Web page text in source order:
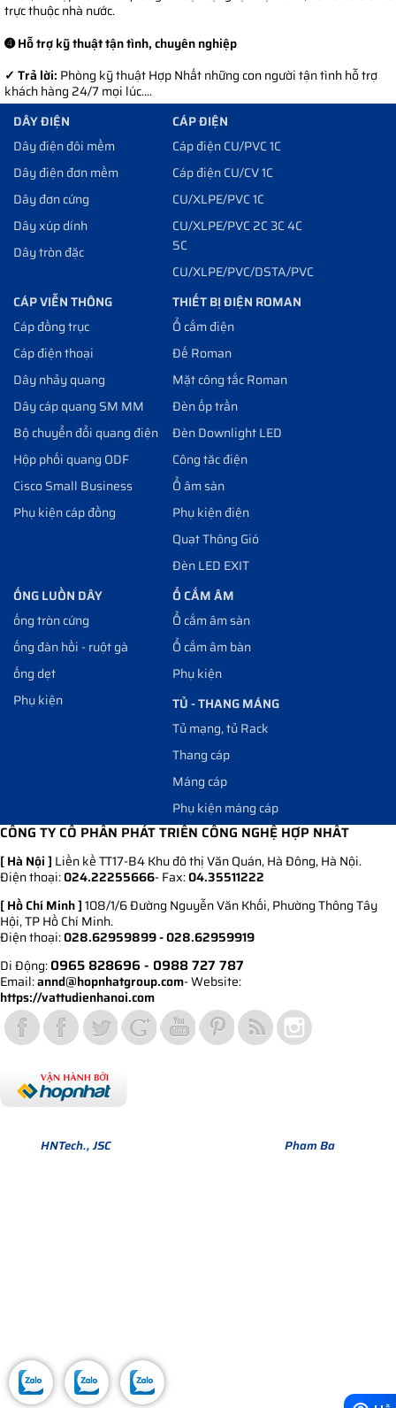
trực thuộc nhà nước.
➍ Hỗ trợ kỹ thuật tận tình, chuyên nghiệp
✓ Trả lời: Phòng kỹ thuật Hợp Nhất những con người tận tình hỗ trợ
khách hàng 24/7 mọi lúc....
DÂY ĐIỆN
Dây điện đôi mềm
Dây điện đơn mềm
Dây đơn cứng
Dây xúp dính
Dây tròn đặc
CÁP ĐIỆN
Cáp điện CU/PVC 1C
Cáp điện CU/CV 1C
CU/XLPE/PVC 1C
CU/XLPE/PVC 2C 3C 4C
5C
CU/XLPE/PVC/DSTA/PVC
CÁP VIỄN THÔNG
Cáp đồng trục
Cáp điện thoại
Dây nhảy quang
Dây cáp quang SM MM
Bộ chuyển đổi quang điện
Hộp phối quang ODF
Cisco Small Business
Phụ kiện cáp đồng
THIẾT BỊ ĐIỆN ROMAN
Ổ cắm điện
Đế Roman
Mặt công tắc Roman
Đèn ốp trần
Đèn Downlight LED
Công tăc điện
Ổ âm sàn
Phụ kiện điện
Quạt Thông Gió
Đèn LED EXIT
ỐNG LUỒN DÂY
ống tròn cứng
ống đàn hồi - ruột gà
ống dẹt
Phụ kiện
Ổ CẮM ÂM
Ổ cắm âm sàn
Ổ cắm âm bàn
Phụ kiện
TỦ - THANG MÁNG
Tủ mạng, tủ Rack
Thang cáp
Máng cáp
Phụ kiện máng cáp
CÔNG TY CỔ PHẦN PHÁT TRIỂN CÔNG NGHỆ HỢP NHẤT
[ Hà Nội ] Liền kề TT17-B4 Khu đô thị Văn Quán, Hà Đông, Hà Nội.
Điện thoại:024.22255666- Fax:04.35511222
[ Hồ Chí Minh ]108/1/6 Đường Nguyễn Văn Khối, Phường Thông Tây
Hội, TP Hồ Chí Minh.
Điện thoại:028.62959899 - 028.62959919
Di Động:0965 828696 - 0988 727 787
Email:annd@hopnhatgroup.com- Website:
https://vattudienhanoi.com
HNTech., JSC Pham Ba